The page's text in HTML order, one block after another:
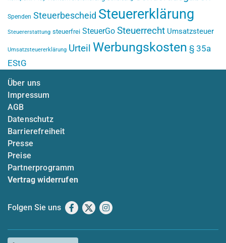
Spenden Steuerbescheid Steuererklärung
Steuererstattung steuerfrei SteuerGo Steuerrecht Umsatzsteuer
Umsatzsteuererklärung Urteil Werbungskosten § 35a
EStG
Über uns
Impressum
AGB
Datenschutz
Barrierefreiheit
Presse
Preise
Partnerprogramm
Vertrag widerrufen
Folgen Sie uns Facebook
X Instagram